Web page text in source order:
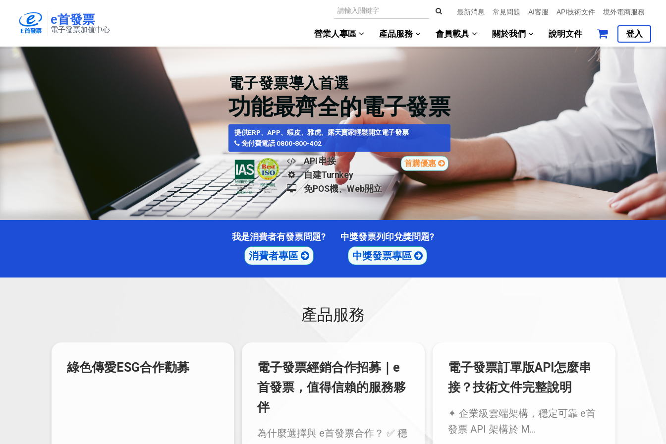
e首發票
電子發票加值中心
最新消息 常見問題 AI客服 API技術文件 境外電商服務
營業人專區 產品服務 會員載具 關於我們 說明文件 登入
電子發票導入首選
功能最齊全的電子發票
提供ERP、APP、蝦皮、雅虎、露天賣家輕鬆開立電子發票
免付費電話 0800-800-402
API串接
自建Turnkey
免POS機、Web開立
首購優惠
我是消費者有發票問題?
消費者專區
中獎發票列印兌獎問題?
中獎發票專區
產品服務
電子發票經銷合作招募｜e
電子發票訂單版API怎麼串
接？技術文件完整說明
✦ 企業級雲端架構，穩定可靠 e首
發票 API 架構於 M...
電子發票B2B交換模組
B2B 銷項交換管理模組 系統支援
以下交換功能： ◆ 銷...